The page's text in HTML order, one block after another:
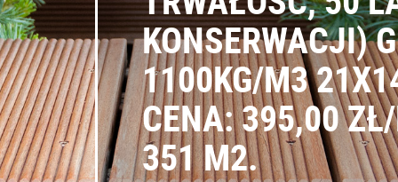
KONSERWACJI)
1100KG/M3
CENA: 395,00
351 M2.